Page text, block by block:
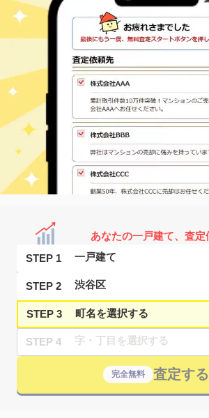
あなたの一戸建て、査定
STEP 1
STEP 2
STEP 3
STEP 4
完全無料 査定する